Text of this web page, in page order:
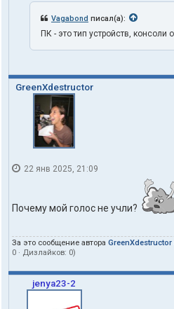
u
t
1
o
Vagabond писал(а):
ПК - это тип устройств, консоли
GreenXdestructor
22 янв 2025, 21:09
Почему мой голос не учли?
За это сообщение автора GreenXdestructor
0 · Дизлайков: 0)
jenya23-2